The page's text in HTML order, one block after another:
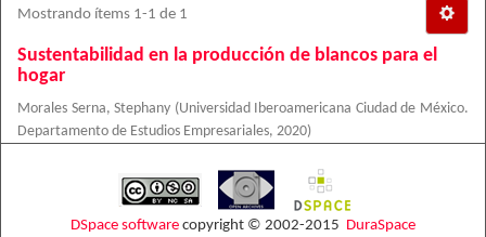
Mostrando ítems 1-1 de 1
Sustentabilidad en la producción de blancos para el
hogar
Morales Serna, Stephany (Universidad Iberoamericana Ciudad de México.
Departamento de Estudios Empresariales, 2020)
DSpace software copyright © 2002-2015 DuraSpace